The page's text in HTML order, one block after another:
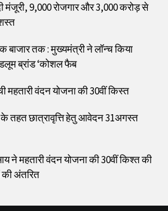
मंजूरी, 9,000 रोजगार और ₹3,000 करोड़ से
बाजार तक : मुख्यमंत्री ने लॉन्च किया
ब्रांड ‘कोशल फैब
महतारी वंदन योजना की 30वीं किस्त
तहत छात्रावृत्ति हेतु आवेदन 31अगस्त
ने महतारी वंदन योजना की 30वीं किश्त की
की अंतरित